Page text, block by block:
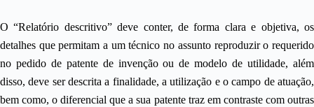
O “Relatório descritivo” deve conter, de forma clara e objetiva, os
detalhes que permitam a um técnico no assunto reproduzir o requerido
no pedido de patente de invenção ou de modelo de utilidade, além
disso, deve ser descrita a finalidade, a utilização e o campo de atuação,
bem como, o diferencial que a sua patente traz em contraste com outras